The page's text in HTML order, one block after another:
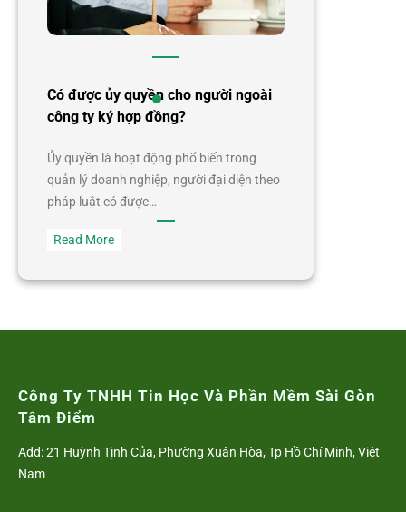
Có được ủy quyền cho người ngoài
công ty ký hợp đồng?
Ủy quyền là hoạt động phổ biến trong
quản lý doanh nghiệp, người đại diện theo
pháp luật có được…
Read More:
được
ngoài
ký
Công Ty TNHH Tin Học Và Phần Mềm Sài Gòn
Tâm Điểm
Add: 21 Huỳnh Tịnh Của, Phường Xuân Hòa, Tp Hồ Chí Minh, Việt
Nam